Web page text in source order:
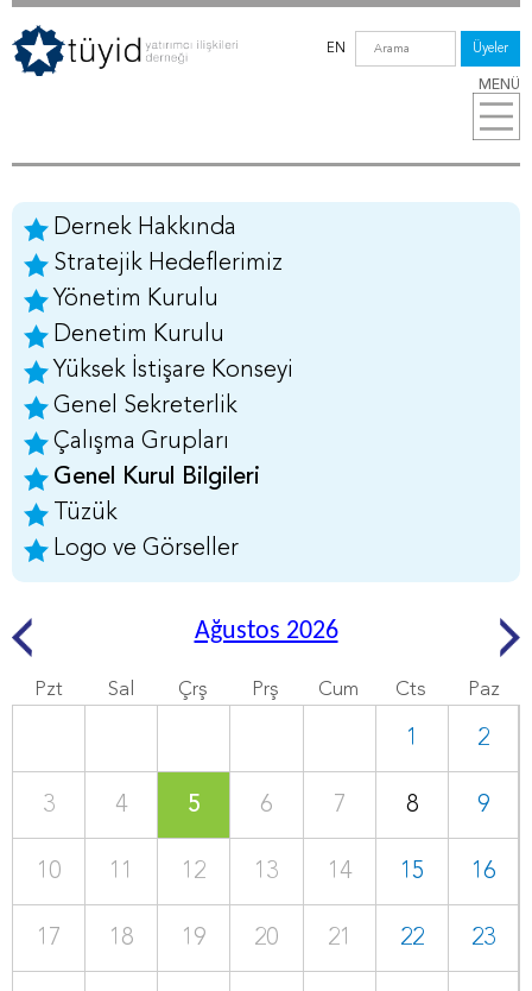
MENÜ
EN Üyeler
Dernek Hakkında
Stratejik Hedeflerimiz
Yönetim Kurulu
Denetim Kurulu
Yüksek İstişare Konseyi
Genel Sekreterlik
Çalışma Grupları
Genel Kurul Bilgileri
Tüzük
Logo ve Görseller
Ağustos 2026
Pzt Sal Çrş Prş Cum Cts Paz
1 2
3 4 5 6 7 8 9
10 11 12 13 14 15 16
17 18 19 20 21 22 23